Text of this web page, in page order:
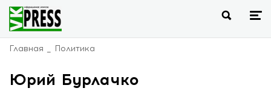
Главная Политика
Юрий Бурлачко